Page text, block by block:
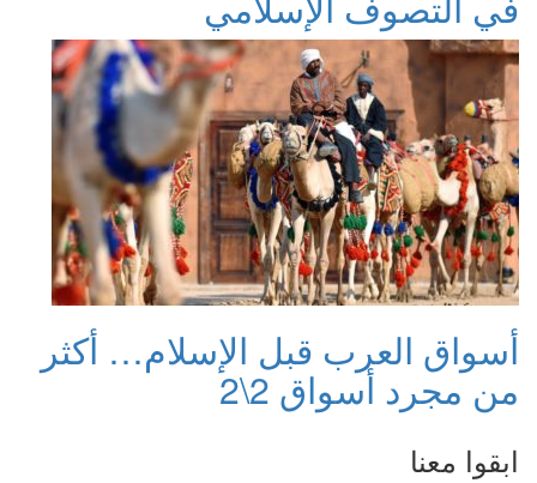
أسواق العرب قبل الإسلام… أكثر
من مجرد أسواق 2\2
ابقوا معنا